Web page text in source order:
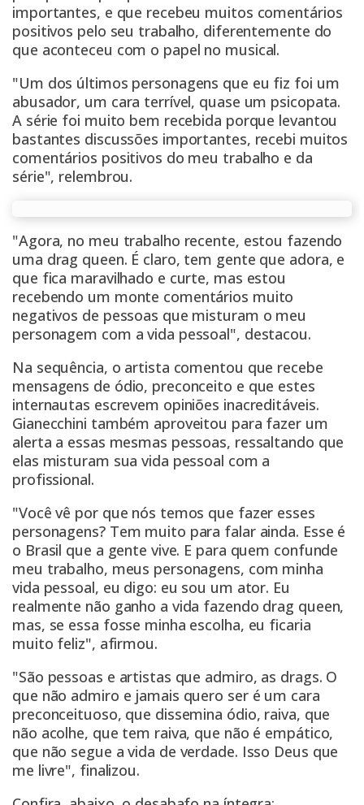
importantes, e que recebeu muitos comentários
positivos pelo seu trabalho, diferentemente do
que aconteceu com o papel no musical.
"Um dos últimos personagens que eu fiz foi um
abusador, um cara terrível, quase um psicopata.
A série foi muito bem recebida porque levantou
bastantes discussões importantes, recebi muitos
comentários positivos do meu trabalho e da
série", relembrou.
"Agora, no meu trabalho recente, estou fazendo
uma drag queen. É claro, tem gente que adora, e
que fica maravilhado e curte, mas estou
recebendo um monte comentários muito
negativos de pessoas que misturam o meu
personagem com a vida pessoal", destacou.
Na sequência, o artista comentou que recebe
mensagens de ódio, preconceito e que estes
internautas escrevem opiniões inacreditáveis.
Gianecchini também aproveitou para fazer um
alerta a essas mesmas pessoas, ressaltando que
elas misturam sua vida pessoal com a
profissional.
"Você vê por que nós temos que fazer esses
personagens? Tem muito para falar ainda. Esse é
o Brasil que a gente vive. E para quem confunde
meu trabalho, meus personagens, com minha
vida pessoal, eu digo: eu sou um ator. Eu
realmente não ganho a vida fazendo drag queen,
mas, se essa fosse minha escolha, eu ficaria
muito feliz", afirmou.
"São pessoas e artistas que admiro, as drags. O
que não admiro e jamais quero ser é um cara
preconceituoso, que dissemina ódio, raiva, que
não acolhe, que tem raiva, que não é empático,
que não segue a vida de verdade. Isso Deus que
me livre", finalizou.